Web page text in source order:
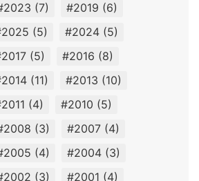
(7) #2019 (6)
(5) #2024 (5)
(5) #2016 (8)
(11) #2013 (10)
(4) #2010 (5)
(3) #2007 (4)
(4) #2004 (3)
(3) #2001 (4)